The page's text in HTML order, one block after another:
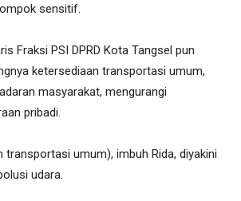
sensitif.
Fraksi PSI DPRD Kota Tangsel pun
ketersediaan transportasi umum,
masyarakat, mengurangi
pribadi.
transportasi umum), imbuh Rida, diyakini
udara.